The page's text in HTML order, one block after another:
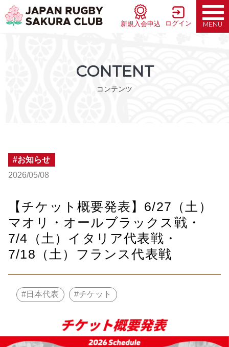
新規入会申込 ログイン MENU
CONTENT
コンテンツ
お知らせ
2026/05/08
【チケット概要発表】6/27（土）
マオリ・オールブラックス戦・
7/4（土）イタリア代表戦・
7/18（土）フランス代表戦
日本代表 チケット